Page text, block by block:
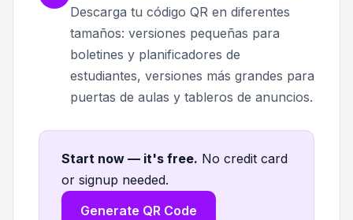
Descarga tu código QR en diferentes
tamaños: versiones pequeñas para
boletines y planificadores de
estudiantes, versiones más grandes para
puertas de aulas y tableros de anuncios.
Start now — it's free. No credit card
or signup needed.
Generate QR Code